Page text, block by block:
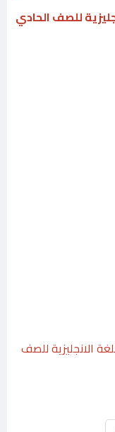
للصف الحادي
الانجليزية للصف